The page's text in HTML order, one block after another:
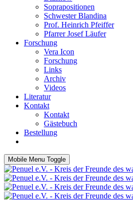
Soprapositionen
Schwester Blandina
Prof. Heinrich Pfeiffer
Pfarrer Josef Läufer
Forschung
Vera Icon
Forschung
Links
Archiv
Videos
Literatur
Kontakt
Kontakt
Gästebuch
Bestellung
Mobile Menu Toggle